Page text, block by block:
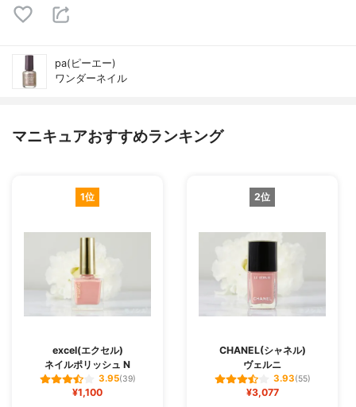
pa(ピーエー)
ワンダーネイル
マニキュアおすすめランキング
1位
excel(エクセル)
ネイルポリッシュ N
3.95(39)
¥1,100
2位
CHANEL(シャネル)
ヴェルニ
3.93(55)
¥3,077